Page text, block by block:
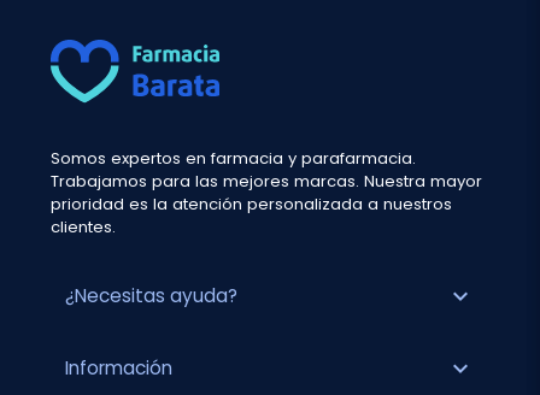
Somos expertos en farmacia y parafarmacia.
Trabajamos para las mejores marcas. Nuestra mayor
prioridad es la atención personalizada a nuestros
clientes.
¿Necesitas ayuda? expand_more
Información expand_more